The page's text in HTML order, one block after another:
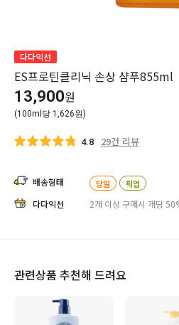
다다익선
ES프로틴클리닉 손상 샴푸855ml
13,900원
(100ml당 1,626원)
4.8 29건 리뷰
배송형태 당일 픽업
다다익선 2개 이상 구매시 개당
관련상품 추천해 드려요